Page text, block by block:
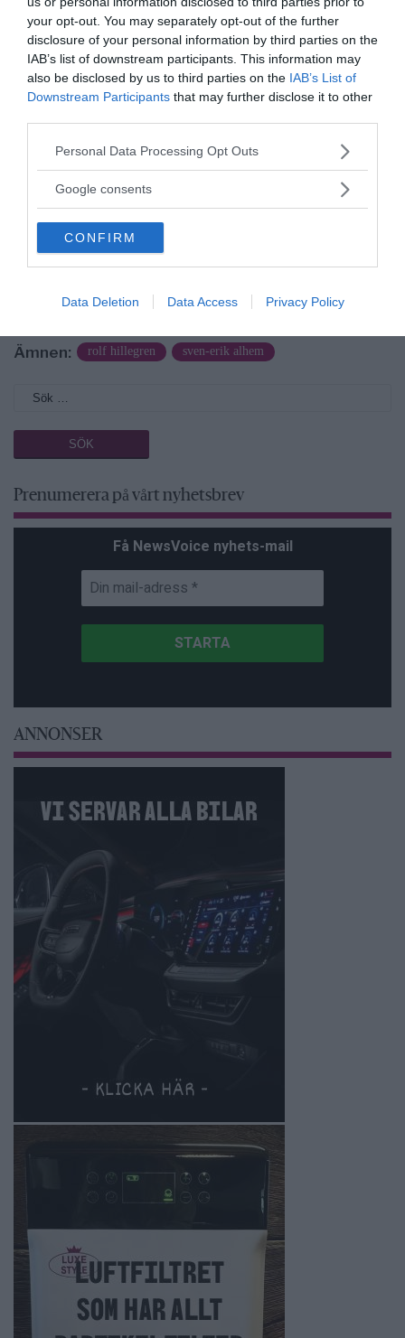
your opt-out. You may separately opt-out of the further
disclosure of your personal information by third parties on the
IAB’s list of downstream participants. This information may
also be disclosed by us to third parties on the IAB’s List of
Downstream Participants that may further disclose it to other
Please note that this website/app uses one or more Google
not limited to your visit or usage behaviour. You may click to
use your data for below specified purposes in below Google
consent section.
Personal Data Processing Opt Outs
Google consents
CONFIRM
Data Deletion Data Access Privacy Policy
nyheter@newsvoice.se
Ämnen: rolf hillegren sven-erik alhem
Prenumerera på vårt nyhetsbrev
Få NewsVoice nyhets-mail
ANNONSER